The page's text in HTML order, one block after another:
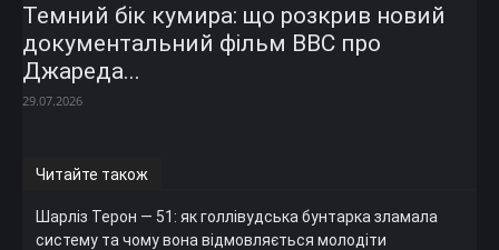
Темний бік кумира: що розкрив новий
документальний фільм ВВС про
Джареда...
29.07.2026
Читайте також
Шарліз Терон — 51: як голлівудська бунтарка зламала
систему та чому вона відмовляється молодіти